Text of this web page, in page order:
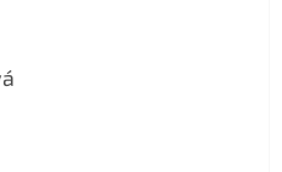
je 5 z 5 hviezdičiek.